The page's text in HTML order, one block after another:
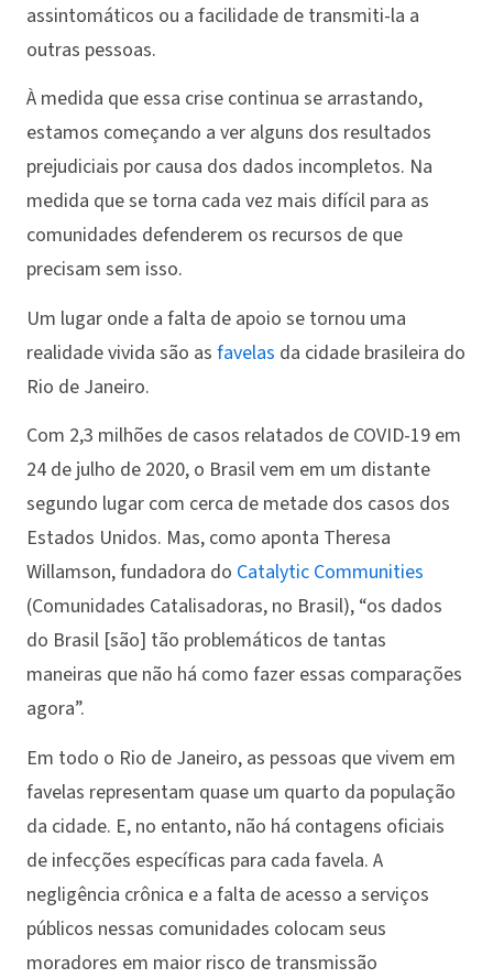
assintomáticos ou a facilidade de transmiti-la a
outras pessoas.
À medida que essa crise continua se arrastando,
estamos começando a ver alguns dos resultados
prejudiciais por causa dos dados incompletos. Na
medida que se torna cada vez mais difícil para as
comunidades defenderem os recursos de que
precisam sem isso.
Um lugar onde a falta de apoio se tornou uma
realidade vivida são as favelas da cidade brasileira do
Rio de Janeiro.
Com 2,3 milhões de casos relatados de COVID-19 em
24 de julho de 2020, o Brasil vem em um distante
segundo lugar com cerca de metade dos casos dos
Estados Unidos. Mas, como aponta Theresa
Willamson, fundadora do Catalytic Communities
(Comunidades Catalisadoras, no Brasil), “os dados
do Brasil [são] tão problemáticos de tantas
maneiras que não há como fazer essas comparações
agora”.
Em todo o Rio de Janeiro, as pessoas que vivem em
favelas representam quase um quarto da população
da cidade. E, no entanto, não há contagens oficiais
de infecções específicas para cada favela. A
negligência crônica e a falta de acesso a serviços
públicos nessas comunidades colocam seus
moradores em maior risco de transmissão